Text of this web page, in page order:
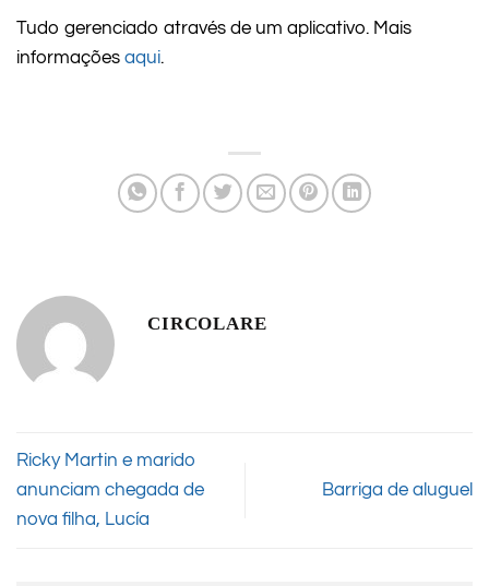
Tudo gerenciado através de um aplicativo. Mais
informações aqui.
CIRCOLARE
Ricky Martin e marido
anunciam chegada de
nova filha, Lucía
Barriga de aluguel